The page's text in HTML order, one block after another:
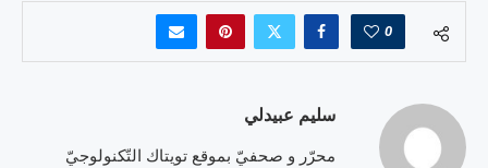
0
سليم عبيدلي
محرّر و صحفيّ بموقع تويتاك التّكنولوجيّ